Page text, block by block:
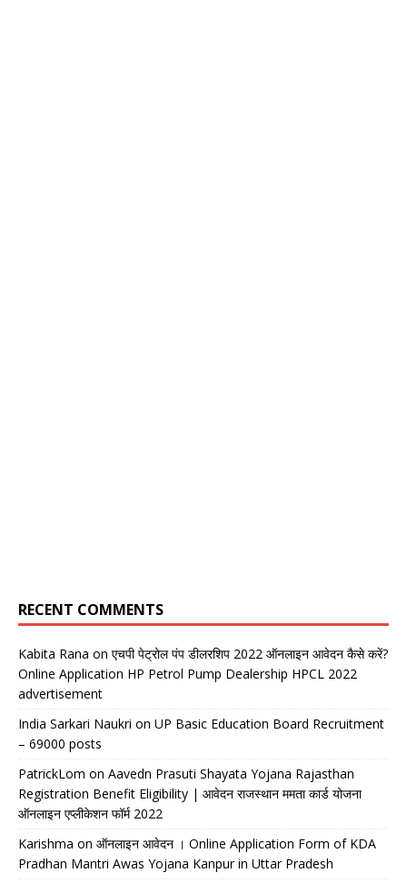
RECENT COMMENTS
Kabita Rana on एचपी पेट्रोल पंप डीलरशिप 2022 ऑनलाइन आवेदन कैसे करें?
Online Application HP Petrol Pump Dealership HPCL 2022
advertisement
India Sarkari Naukri on UP Basic Education Board Recruitment
– 69000 posts
PatrickLom on Aavedn Prasuti Shayata Yojana Rajasthan
Registration Benefit Eligibility | आवेदन राजस्थान ममता कार्ड योजना
ऑनलाइन एप्लीकेशन फॉर्म 2022
Karishma on ऑनलाइन आवेदन । Online Application Form of KDA
Pradhan Mantri Awas Yojana Kanpur in Uttar Pradesh